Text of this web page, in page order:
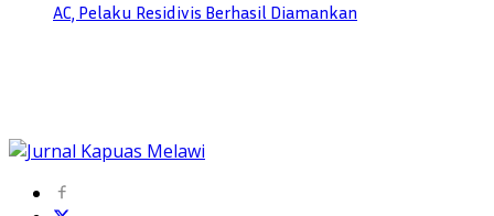
AC, Pelaku Residivis Berhasil Diamankan